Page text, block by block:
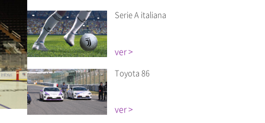
Serie A italiana
ver >
Toyota 86
ver >